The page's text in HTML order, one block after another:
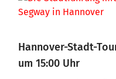
Hannover-Stadt-
um 15:00 Uhr